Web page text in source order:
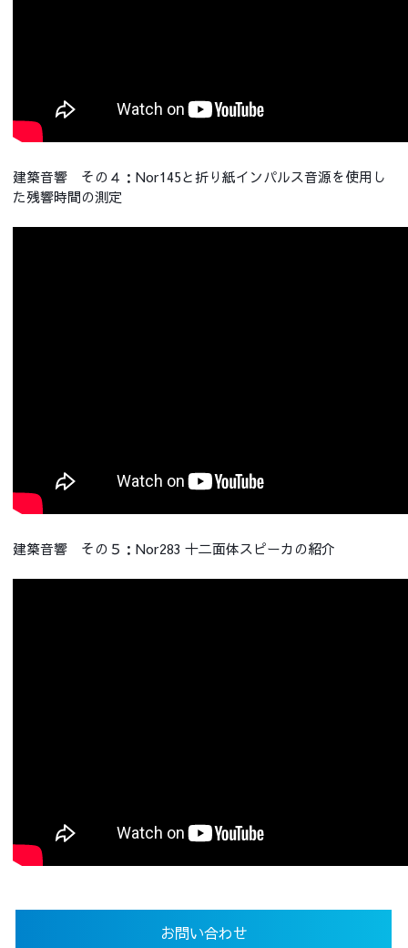
建築音響 その４：Nor145と折り紙インパルス音源を使用し
た残響時間の測定
建築音響 その５：Nor283 十二面体スピーカの紹介
お問い合わせ